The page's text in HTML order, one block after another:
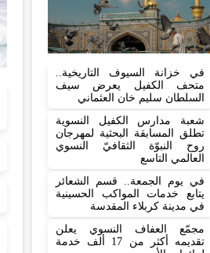
في خزانة السيوف التاريخية..
متحف الكفيل يعرض سيف
السلطان سليم خان العثماني
شعبة مدارس الكفيل النسوية
تطلق المسابقة البحثية لمهرجان
روح النبوّة الثقافيّ النسوي
العالمي التاسع
في يوم الجمعة.. قسم الشعائر
يتابع خدمات المواكب الحسينية
في مدينة كربلاء المقدسة
مجمّع العفاف النسوي يعلن
تقديمه أكثر من 17 ألف خدمة